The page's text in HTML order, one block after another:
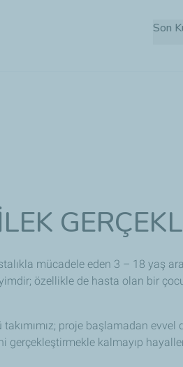
Son
mücadele eden 3 – 18 yaş
özellikle de hasta olan bir
proje başlamadan
kalmayıp